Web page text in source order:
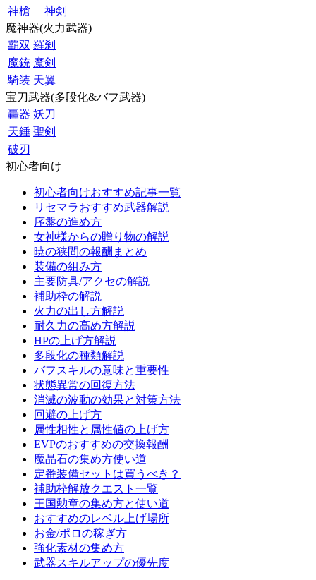
神槍
神剣
魔神器(火力武器)
覇双 羅刹
魔銃 魔剣
騎装 天翼
宝刀武器(多段化&バフ武器)
轟器 妖刀
天錘 聖剣
破刃
初心者向け
初心者向けおすすめ記事一覧
リセマラおすすめ武器解説
序盤の進め方
女神様からの贈り物の解説
暁の狭間の報酬まとめ
装備の組み方
主要防具/アクセの解説
補助枠の解説
火力の出し方解説
耐久力の高め方解説
HPの上げ方解説
多段化の種類解説
バフスキルの意味と重要性
状態異常の回復方法
消滅の波動の効果と対策方法
回避の上げ方
属性相性と属性値の上げ方
EVPのおすすめの交換報酬
魔晶石の集め方使い道
定番装備セットは買うべき？
補助枠解放クエスト一覧
王国勲章の集め方と使い道
おすすめのレベル上げ場所
お金/ポロの稼ぎ方
強化素材の集め方
武器スキルアップの優先度